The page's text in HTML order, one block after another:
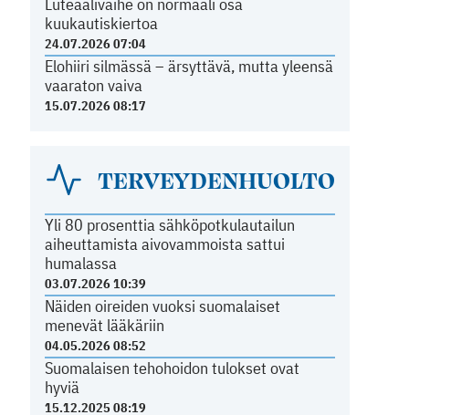
Luteaalivaihe on normaali osa
kuukautiskiertoa
24.07.2026 07:04
Elohiiri silmässä – ärsyttävä, mutta yleensä
vaaraton vaiva
15.07.2026 08:17
TERVEYDENHUOLTO
Yli 80 prosenttia sähköpotkulautailun
aiheuttamista aivovammoista sattui
humalassa
03.07.2026 10:39
Näiden oireiden vuoksi suomalaiset
menevät lääkäriin
04.05.2026 08:52
Suomalaisen tehohoidon tulokset ovat
hyviä
15.12.2025 08:19